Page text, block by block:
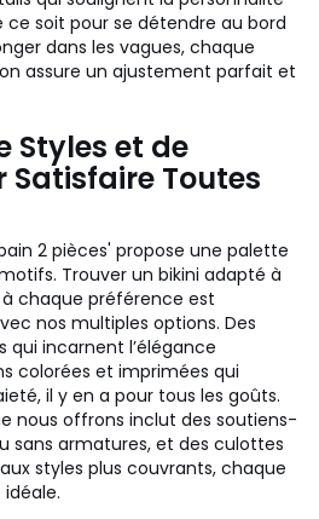
soit pour se détendre au bord
dans les vagues, chaque
assure un ajustement parfait et
Styles et de
Satisfaire Toutes
2 pièces' propose une palette
Trouver un bikini adapté à
chaque préférence est
nos multiples options. Des
qui incarnent l’élégance
colorées et imprimées qui
il y en a pour tous les goûts.
nous offrons inclut des soutiens-
sans armatures, et des culottes
styles plus couvrants, chaque